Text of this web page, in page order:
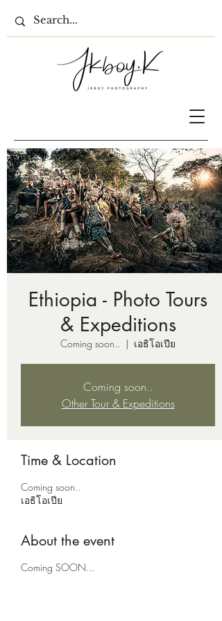
Ethiopia - Photo Tours
& Expeditions
Coming soon..
  |
เอธิโอเปีย
Coming soon..
Other Tour & Expeditions
Time & Location
Coming soon..
เอธิโอเปีย
About the event
Coming SOON...